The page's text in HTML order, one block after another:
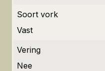
Soort vork
Vast
Vering
Nee